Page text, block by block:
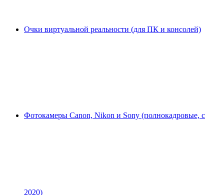
Очки виртуальной реальности (для ПК и консолей)
Фотокамеры Canon, Nikon и Sony (полнокадровые, с
2020)